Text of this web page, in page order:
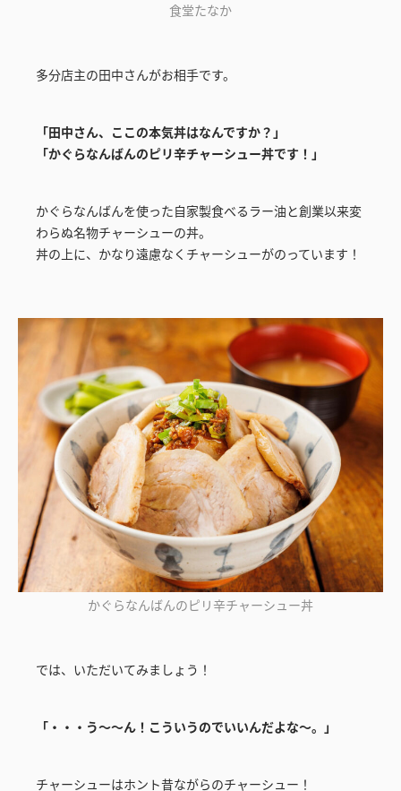
食堂たなか
多分店主の田中さんがお相手です。
「田中さん、ここの本気丼はなんですか？」
「かぐらなんばんのピリ辛チャーシュー丼です！」
かぐらなんばんを使った自家製食べるラー油と創業以来変
わらぬ名物チャーシューの丼。
丼の上に、かなり遠慮なくチャーシューがのっています！
かぐらなんばんのピリ辛チャーシュー丼
では、いただいてみましょう！
「・・・う～～ん！こういうのでいいんだよな～。」
チャーシューはホント昔ながらのチャーシュー！